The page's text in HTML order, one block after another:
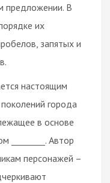
предложении. В
их
запятых и
настоящим
города
в основе
________. Автор
персонажей –